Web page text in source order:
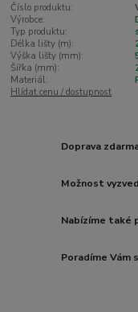
Číslo produktu:
Výrobce:
Typ produktu:
Délka lišty (m):
Výška lišty (mm):
Šířka (mm):
Materiál:
Hlídat cenu / dostupnost
Doprava
Možnost
Nabízíme také
Poradíme